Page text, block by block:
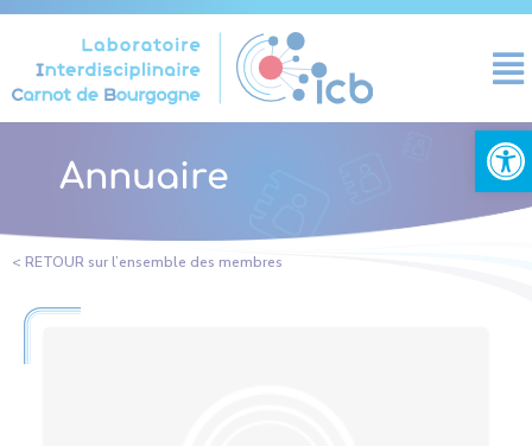
Ouvrir
Annuaire
< RETOUR sur l’ensemble des membres
Panneau de gestion des cookies